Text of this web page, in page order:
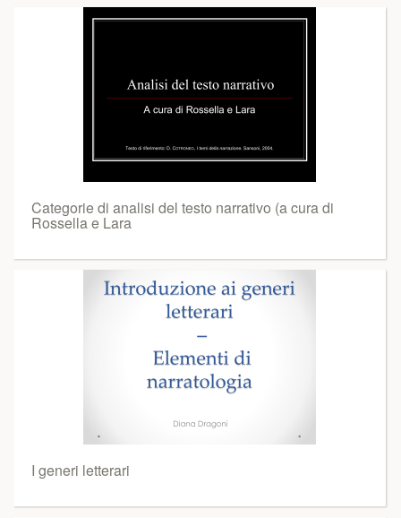
Categorie di analisi del testo narrativo (a cura di
Rossella e Lara
I generi letterari